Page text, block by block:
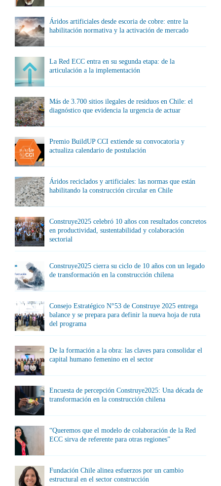
Áridos artificiales desde escoria de cobre: entre la
habilitación normativa y la activación de mercado
La Red ECC entra en su segunda etapa: de la
articulación a la implementación
Más de 3.700 sitios ilegales de residuos en Chile: el
diagnóstico que evidencia la urgencia de actuar
Premio BuildUP CCI extiende su convocatoria y
actualiza calendario de postulación
Áridos reciclados y artificiales: las normas que están
habilitando la construcción circular en Chile
Construye2025 celebró 10 años con resultados concretos
en productividad, sustentabilidad y colaboración
sectorial
Construye2025 cierra su ciclo de 10 años con un legado
de transformación en la construcción chilena
Consejo Estratégico N°53 de Construye 2025 entrega
balance y se prepara para definir la nueva hoja de ruta
del programa
De la formación a la obra: las claves para consolidar el
capital humano femenino en el sector
Encuesta de percepción Construye2025: Una década de
transformación en la construcción chilena
“Queremos que el modelo de colaboración de la Red
ECC sirva de referente para otras regiones”
Fundación Chile alinea esfuerzos por un cambio
estructural en el sector construcción